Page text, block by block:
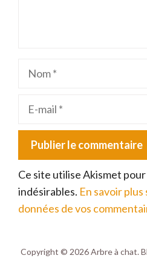
Nom
Ce site utilise Akismet
indésirables. En savoir
données de vos
Copyright © 2026Arbre à chat.